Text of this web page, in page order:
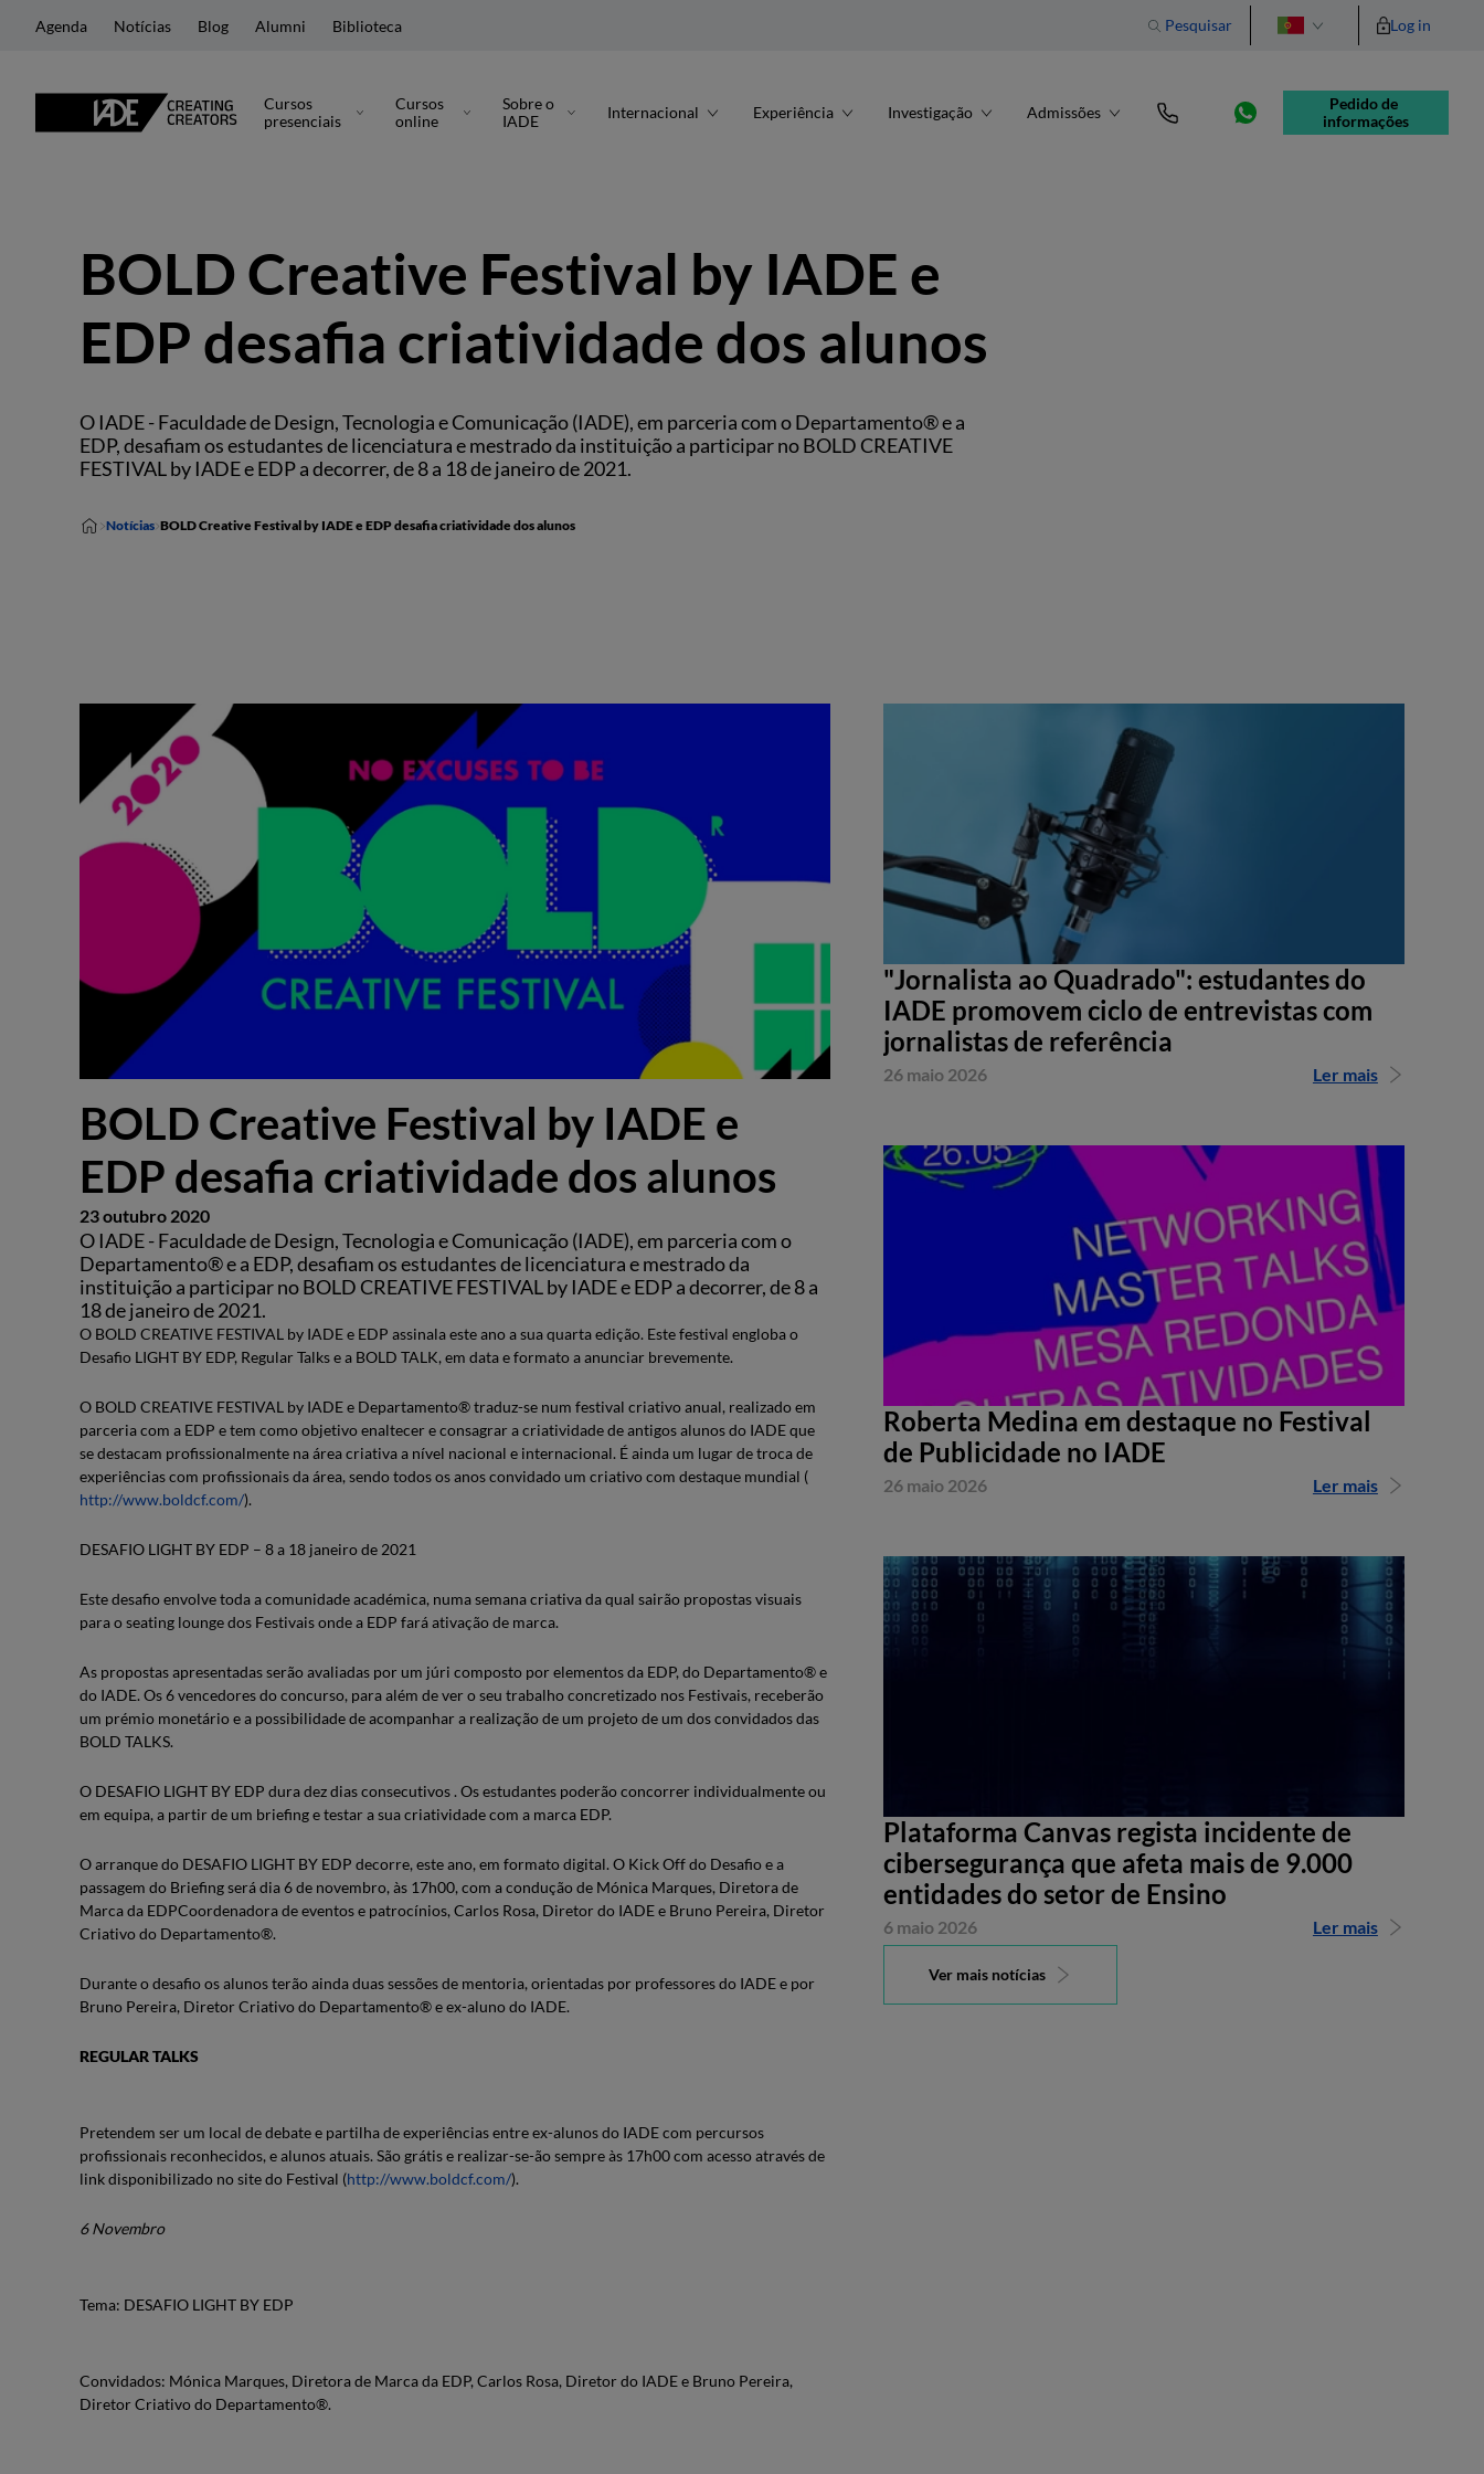
Agenda Notícias Blog Alumni Biblioteca
Pesquisar
English
Log in
Cursos
presenciais
Cursos
online
Sobre o
IADE
Internacional Experiência Investigação Admissões
Pedido de
informações
BOLD Creative Festival by IADE e
EDP desafia criatividade dos alunos
O IADE - Faculdade de Design, Tecnologia e Comunicação (IADE), em parceria com o Departamento® e a
EDP, desafiam os estudantes de licenciatura e mestrado da instituição a participar no BOLD CREATIVE
FESTIVAL by IADE e EDP a decorrer, de 8 a 18 de janeiro de 2021.
Notícias BOLD Creative Festival by IADE e EDP desafia criatividade dos alunos
BOLD Creative Festival by IADE e
EDP desafia criatividade dos alunos
23 outubro 2020
O IADE - Faculdade de Design, Tecnologia e Comunicação (IADE), em parceria com o
Departamento® e a EDP, desafiam os estudantes de licenciatura e mestrado da
instituição a participar no BOLD CREATIVE FESTIVAL by IADE e EDP a decorrer, de 8 a
18 de janeiro de 2021.
O BOLD CREATIVE FESTIVAL by IADE e EDP assinala este ano a sua quarta edição. Este festival engloba o
Desafio LIGHT BY EDP, Regular Talks e a BOLD TALK, em data e formato a anunciar brevemente.
O BOLD CREATIVE FESTIVAL by IADE e Departamento® traduz-se num festival criativo anual, realizado em
parceria com a EDP e tem como objetivo enaltecer e consagrar a criatividade de antigos alunos do IADE que
se destacam profissionalmente na área criativa a nível nacional e internacional. É ainda um lugar de troca de
experiências com profissionais da área, sendo todos os anos convidado um criativo com destaque mundial (
http://www.boldcf.com/).
DESAFIO LIGHT BY EDP – 8 a 18 janeiro de 2021
Este desafio envolve toda a comunidade académica, numa semana criativa da qual sairão propostas visuais
para o seating lounge dos Festivais onde a EDP fará ativação de marca.
As propostas apresentadas serão avaliadas por um júri composto por elementos da EDP, do Departamento® e
do IADE. Os 6 vencedores do concurso, para além de ver o seu trabalho concretizado nos Festivais, receberão
um prémio monetário e a possibilidade de acompanhar a realização de um projeto de um dos convidados das
BOLD TALKS.
O DESAFIO LIGHT BY EDP dura dez dias consecutivos . Os estudantes poderão concorrer individualmente ou
em equipa, a partir de um briefing e testar a sua criatividade com a marca EDP.
O arranque do DESAFIO LIGHT BY EDP decorre, este ano, em formato digital. O Kick Off do Desafio e a
passagem do Briefing será dia 6 de novembro, às 17h00, com a condução de Mónica Marques, Diretora de
Marca da EDPCoordenadora de eventos e patrocínios, Carlos Rosa, Diretor do IADE e Bruno Pereira, Diretor
Criativo do Departamento®.
Durante o desafio os alunos terão ainda duas sessões de mentoria, orientadas por professores do IADE e por
Bruno Pereira, Diretor Criativo do Departamento® e ex-aluno do IADE.
REGULAR TALKS
Pretendem ser um local de debate e partilha de experiências entre ex-alunos do IADE com percursos
profissionais reconhecidos, e alunos atuais. São grátis e realizar-se-ão sempre às 17h00 com acesso através de
link disponibilizado no site do Festival (http://www.boldcf.com/).
6 Novembro
Tema: DESAFIO LIGHT BY EDP
Convidados: Mónica Marques, Diretora de Marca da EDP, Carlos Rosa, Diretor do IADE e Bruno Pereira,
Diretor Criativo do Departamento®.
"Jornalista ao Quadrado": estudantes do
IADE promovem ciclo de entrevistas com
jornalistas de referência
26 maio 2026 Ler mais
Roberta Medina em destaque no Festival
de Publicidade no IADE
26 maio 2026 Ler mais
Plataforma Canvas regista incidente de
cibersegurança que afeta mais de 9.000
entidades do setor de Ensino
6 maio 2026 Ler mais
Ver mais notícias